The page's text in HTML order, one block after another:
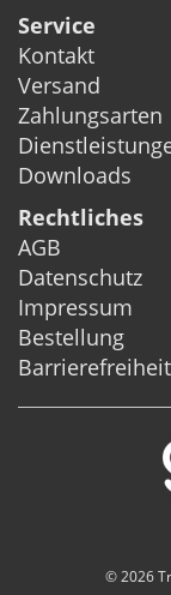
Service
Kontakt
Versand
Zahlungsarten
Downloads
Rechtliches
AGB
Datenschutz
Impressum
Bestellung
Barrierefreiheit
© 2026